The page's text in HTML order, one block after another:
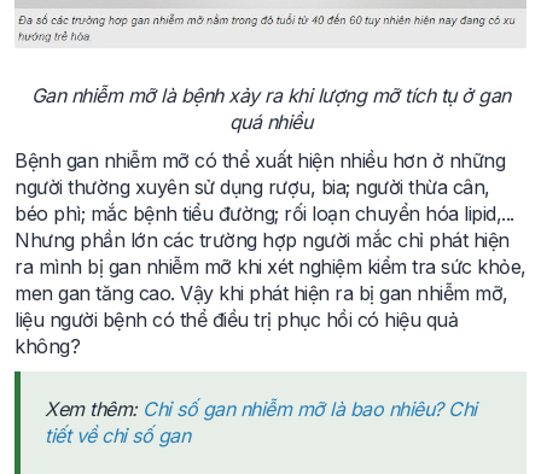
Gan nhiễm mỡ là bệnh xảy ra khi lượng mỡ tích tụ ở gan
quá nhiều
Bệnh gan nhiễm mỡ có thể xuất hiện nhiều hơn ở những
người thường xuyên sử dụng rượu, bia; người thừa cân,
béo phì; mắc bệnh tiểu đường; rối loạn chuyển hóa lipid,...
Nhưng phần lớn các trường hợp người mắc chỉ phát hiện
ra mình bị gan nhiễm mỡ khi xét nghiệm kiểm tra sức khỏe,
men gan tăng cao. Vậy khi phát hiện ra bị gan nhiễm mỡ,
liệu người bệnh có thể điều trị phục hồi có hiệu quả
không?
Xem thêm: Chỉ số gan nhiễm mỡ là bao nhiêu? Chi
tiết về chỉ số gan